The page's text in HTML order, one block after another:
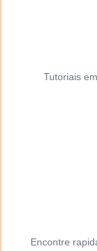
Tutoriais
Encontre